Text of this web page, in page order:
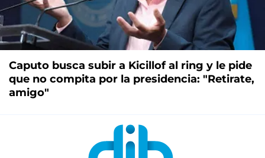
Caputo busca subir a Kicillof al ring y le pide
que no compita por la presidencia: "Retirate,
amigo"